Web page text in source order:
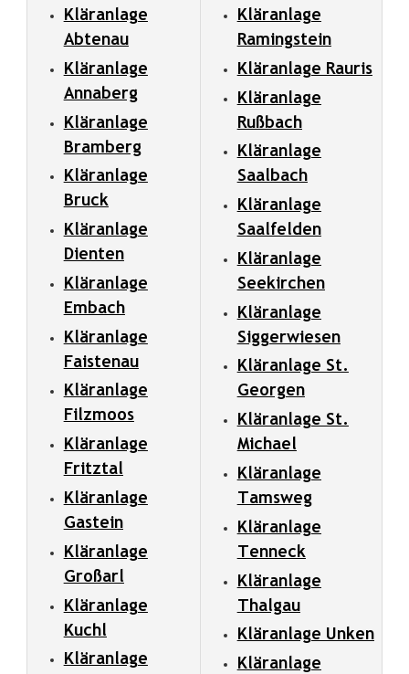
Kläranlage
Abtenau
Kläranlage
Annaberg
Kläranlage
Bramberg
Kläranlage
Bruck
Kläranlage
Dienten
Kläranlage
Embach
Kläranlage
Faistenau
Kläranlage
Filzmoos
Kläranlage
Fritztal
Kläranlage
Gastein
Kläranlage
Großarl
Kläranlage
Kuchl
Kläranlage
Kläranlage
Ramingstein
Kläranlage Rauris
Kläranlage
Rußbach
Kläranlage
Saalbach
Kläranlage
Saalfelden
Kläranlage
Seekirchen
Kläranlage
Siggerwiesen
Kläranlage St.
Georgen
Kläranlage St.
Michael
Kläranlage
Tamsweg
Kläranlage
Tenneck
Kläranlage
Thalgau
Kläranlage Unken
Kläranlage